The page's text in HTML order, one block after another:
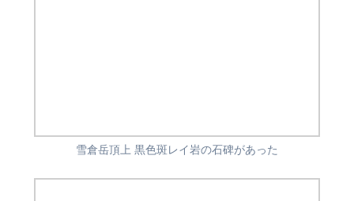
雪倉岳頂上 黒色斑レイ岩の石碑があった